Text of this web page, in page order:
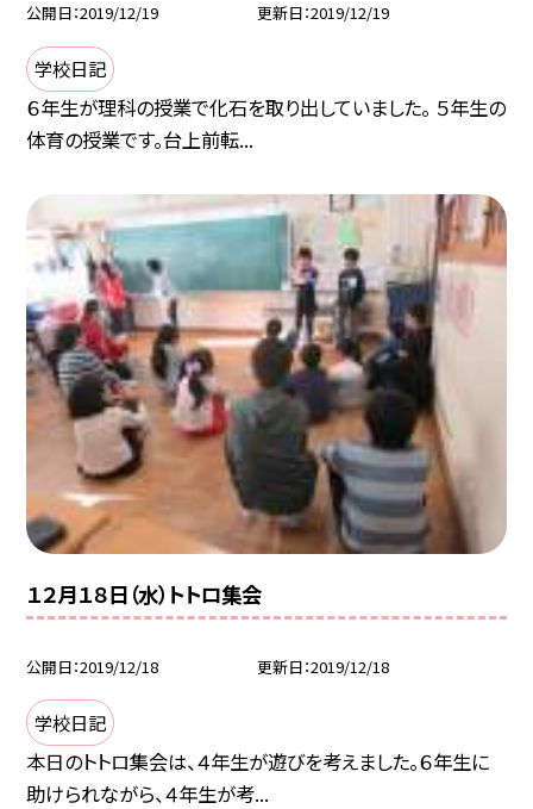
公開日 2019/12/19 更新日 2019/12/19
学校日記
６年生が理科の授業で化石を取り出していました。 ５年生の
体育の授業です。台上前転...
１２月１８日（水）トトロ集会
公開日 2019/12/18 更新日 2019/12/18
学校日記
本日のトトロ集会は、４年生が遊びを考えました。６年生に
助けられながら、４年生が考...